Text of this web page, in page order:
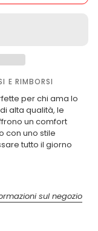
E RIMBORSI
per chi ama lo
alta qualità, le
un comfort
con uno stile
tutto il giorno
sul negozio